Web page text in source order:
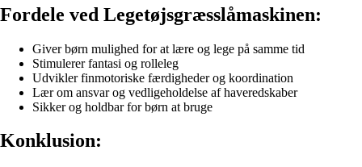
Fordele ved Legetøjsgræsslåmaskinen:
Giver børn mulighed for at lære og lege på samme tid
Stimulerer fantasi og rolleleg
Udvikler finmotoriske færdigheder og koordination
Lær om ansvar og vedligeholdelse af haveredskaber
Sikker og holdbar for børn at bruge
Konklusion: